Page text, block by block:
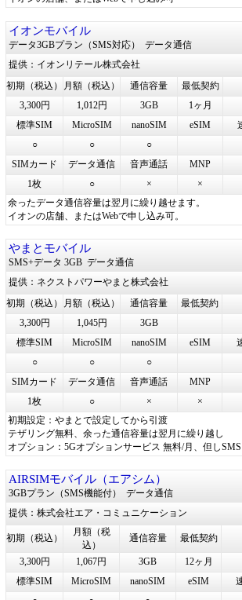
イオンモバイル
データ3GBプラン（SMS対応） データ通信
提供：イオンリテール株式会社
初期（税込）
月額（税込） 通信容量 最低契約
3,300円
1,012円 3GB 1ヶ月
標準SIM
MicroSIM nanoSIM eSIM
○
○ ○
SIMカード
データ通信 音声通話 MNP
1枚
○ × ×
余ったデータ通信容量は翌月に繰り越せます。
イオンの店舗、またはWebで申し込み可。
やまとモバイル
SMS+データ 3GB データ通信
提供：ネクストパワーやまと株式会社
初期（税込）
月額（税込） 通信容量 最低契約
3,300円
1,045円 3GB
標準SIM
MicroSIM nanoSIM eSIM
○
○ ○
SIMカード
データ通信 音声通話 MNP
1枚
○ × ×
初期設定：やまとで設定してから引渡
テザリング無料、余った通信容量は翌月に繰り越し
オプション：5Gオプションサービス 無料/月、但し
AIRSIMモバイル（エアシム）
3GBプラン（SMS機能付） データ通信
提供：株式会社エア・コミュニケーション
初期（税込）
月額（税
込）
通信容量 最低契約
3,300円 1,067円 3GB 12ヶ月
標準SIM
MicroSIM nanoSIM eSIM